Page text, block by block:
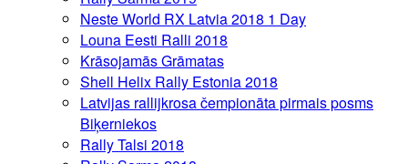
Neste World RX Latvia 2018 1 Day
Louna Eesti Ralli 2018
Krāsojamās Grāmatas
Shell Helix Rally Estonia 2018
Latvijas rallijkrosa čempionāta pirmais posms
Biķerniekos
Rally Talsi 2018